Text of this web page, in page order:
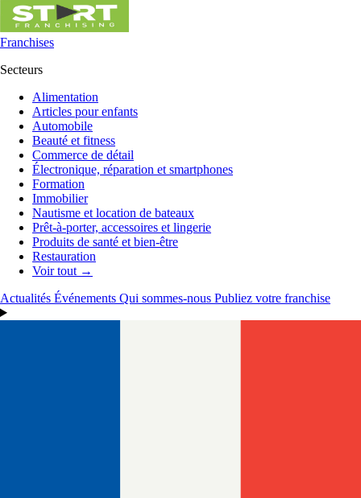
Franchises
Secteurs
Alimentation
Articles pour enfants
Automobile
Beauté et fitness
Commerce de détail
Électronique, réparation et smartphones
Formation
Immobilier
Nautisme et location de bateaux
Prêt-à-porter, accessoires et lingerie
Produits de santé et bien-être
Restauration
Voir tout →
Actualités Événements Qui sommes-nous Publiez votre franchise